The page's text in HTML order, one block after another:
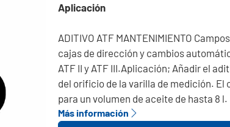
Aplicación
ADITIVO ATF MANTENIMIENTO
cajas de dirección y cambios
ATF II y ATF III.Aplicación; Añadir el
del orificio de la varilla de medición. El
para un volumen de aceite de hasta 8 l.
Más información